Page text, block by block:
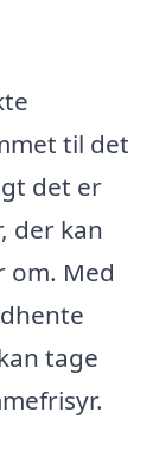
til det
det er
der kan
om. Med
tage